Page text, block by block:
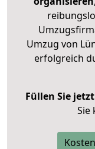
Umzug von
erfolgreich
Füllen Sie
Sie